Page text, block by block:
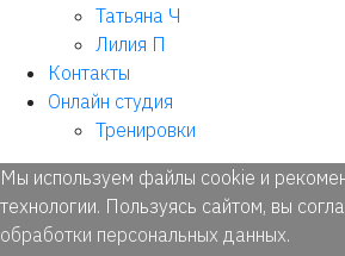
Татьяна Ч
Лилия П
Контакты
Онлайн студия
Тренировки
Мы используем файлы cookie и
технологии. Пользуясь сайтом, вы
обработки персональных данных.